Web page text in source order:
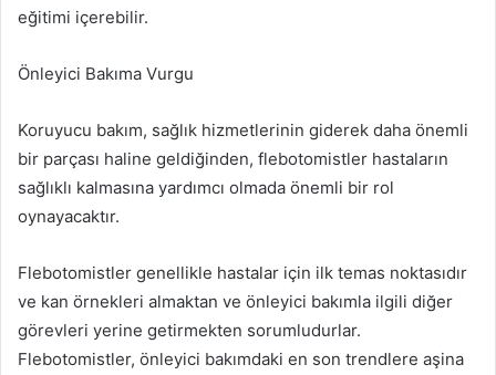
eğitimi içerebilir.
Önleyici Bakıma Vurgu
Koruyucu bakım, sağlık hizmetlerinin giderek daha önemli
bir parçası haline geldiğinden, flebotomistler hastaların
sağlıklı kalmasına yardımcı olmada önemli bir rol
oynayacaktır.
Flebotomistler genellikle hastalar için ilk temas noktasıdır
ve kan örnekleri almaktan ve önleyici bakımla ilgili diğer
görevleri yerine getirmekten sorumludurlar.
Flebotomistler, önleyici bakımdaki en son trendlere aşina